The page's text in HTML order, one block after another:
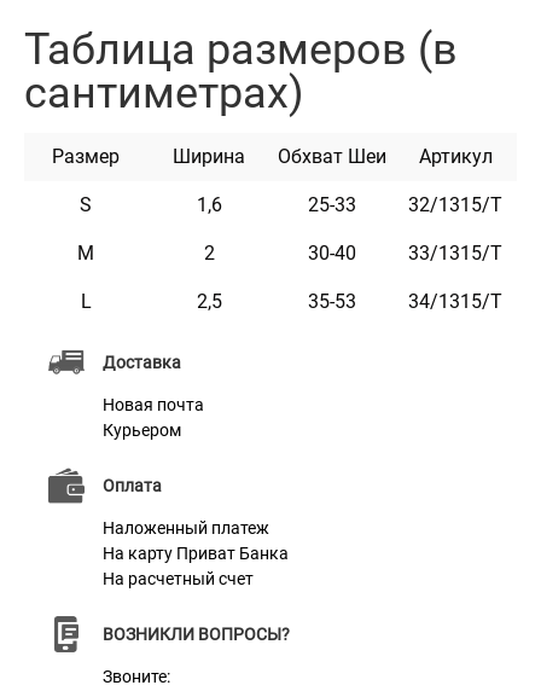
Доставка
Новая почта
Курьером
Оплата
Наложенный платеж
На карту Приват Банка
На расчетный счет
ВОЗНИКЛИ ВОПРОСЫ?
Звоните:
Ошейник укомплектован прочной металлической
пряжкой с латунированным покрытием
Можно награвировать любую информацию,
например: кличка домашнего животного, контактные
данные, адрес, номер микрочипа и т.п.
временем он не стирается и не тускнеет.
Этот ошейник мягкий на ощупь, гибкий и не боится
Доступен в ярких расцветках.
Характеристики
Материал
Пряжка
Таблица размеров (в
сантиметрах)
Размер Ширина Обхват Шеи Артикул
S 1,6 25-33 32/1315/Т
M 2 30-40 33/1315/Т
L 2,5 35-53 34/1315/Т